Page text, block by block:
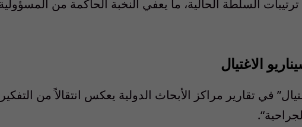
ترتيبات السلطة الحالية، ما يعفي النخبة الحاكمة من
الاغتيال
” في تقارير مراكز الأبحاث الدولية يعكس انتقالاًمن التفكير
“.